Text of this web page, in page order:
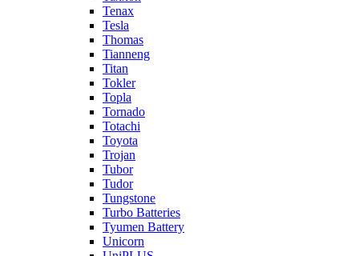
Tenax
Tesla
Thomas
Tianneng
Titan
Tokler
Topla
Tornado
Totachi
Toyota
Trojan
Tubor
Tudor
Tungstone
Turbo Batteries
Tyumen Battery
Unicorn